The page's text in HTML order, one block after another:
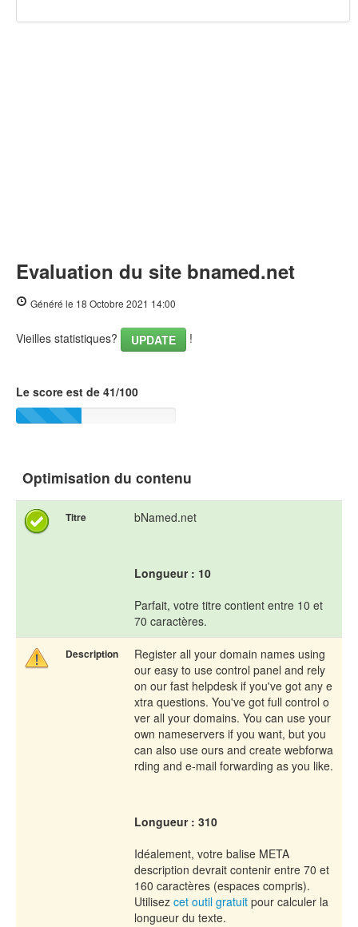
Evaluation du site bnamed.net
Généré le 18 Octobre 2021 14:00
Vieilles statistiques? UPDATE !
Le score est de 41/100
Optimisation du contenu
Titre bNamed.net
Longueur : 10
Parfait, votre titre contient entre 10 et
70 caractères.
Description
Register all your domain names using
our easy to use control panel and rely
on our fast helpdesk if you've got any e
xtra questions. You've got full control o
ver all your domains. You can use your
own nameservers if you want, but you
can also use ours and create webforwa
rding and e-mail forwarding as you like.
Longueur : 310
Idéalement, votre balise META
description devrait contenir entre 70 et
160 caractères (espaces compris).
Utilisez cet outil gratuit pour calculer la
longueur du texte.